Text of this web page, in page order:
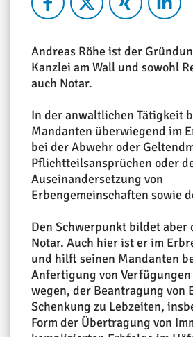
Andreas Röhe ist der
Kanzlei am Wall und sowohl
auch Notar.
In der anwaltlichen Tätigkeit
Mandanten überwiegend im
bei der Abwehr oder
Pflichtteilsansprüchen oder
Auseinandersetzung von
Erbengemeinschaften sowie
Den Schwerpunkt bildet aber
Notar. Auch hier ist er im
und hilft seinen Mandanten
Anfertigung von Verfügungen
wegen, der Beantragung von
Schenkung zu Lebzeiten,
Form der Übertragung von